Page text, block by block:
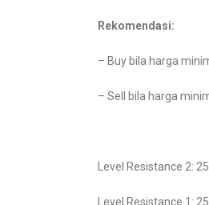
Rekomendasi:
– Buy bila harga
– Sell bila harga
Level Resistance 2:
Level Resistance 1: